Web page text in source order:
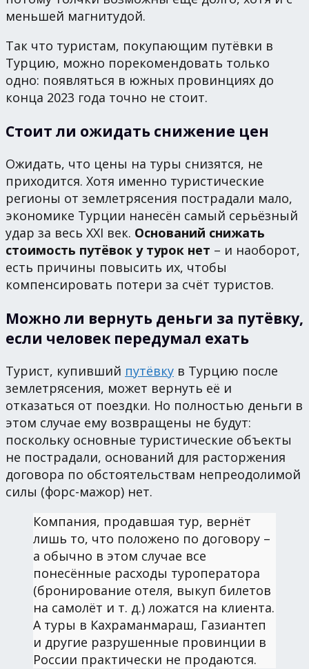
меньшей магнитудой.
Так что туристам, покупающим путёвки в
Турцию, можно порекомендовать только
одно: появляться в южных провинциях до
конца 2023 года точно не стоит.
Стоит ли ожидать снижение цен
Ожидать, что цены на туры снизятся, не
приходится. Хотя именно туристические
регионы от землетрясения пострадали мало,
экономике Турции нанесён самый серьёзный
удар за весь XXI век. Оснований снижать
стоимость путёвок у турок нет – и наоборот,
есть причины повысить их, чтобы
компенсировать потери за счёт туристов.
Можно ли вернуть деньги за путёвку,
если человек передумал ехать
Турист, купивший путёвку в Турцию после
землетрясения, может вернуть её и
отказаться от поездки. Но полностью деньги в
этом случае ему возвращены не будут:
поскольку основные туристические объекты
не пострадали, оснований для расторжения
договора по обстоятельствам непреодолимой
силы (форс-мажор) нет.
Компания, продавшая тур, вернёт
лишь то, что положено по договору –
а обычно в этом случае все
понесённые расходы туроператора
(бронирование отеля, выкуп билетов
на самолёт и т. д.) ложатся на клиента.
А туры в Кахраманмараш, Газиантеп
и другие разрушенные провинции в
России практически не продаются.